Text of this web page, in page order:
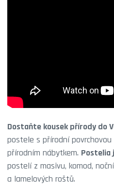
Dostaňte kousek přírody do
postele s přírodní povrchovou
přírodním nábytkem. Postelia
postelí z masivu, komod,
a lamelových roštů.